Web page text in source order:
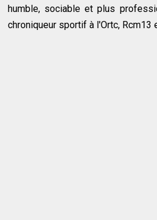
humble, sociable et plus
chroniqueur sportif à l'Ortc, Rcm13